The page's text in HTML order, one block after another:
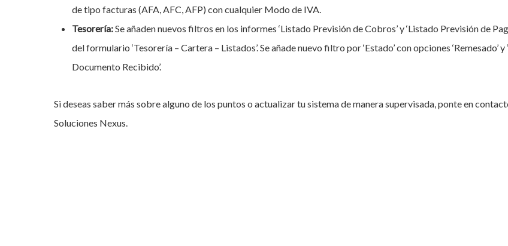
de tipo facturas (AFA, AFC, AFP) con cualquier Modo de IVA.
Tesorería:Se añaden nuevos filtros en los informes ‘Listado Previsión de Cobros’ y ‘Listado Previsión de
del formulario ‘Tesorería – Cartera – Listados’. Se añade nuevo filtro por ‘Estado’ con opciones ‘Remesado’ y
Documento Recibido’.
Si deseas saber más sobre alguno de los puntos o actualizar tu sistema de manera supervisada, ponte en
Soluciones Nexus.